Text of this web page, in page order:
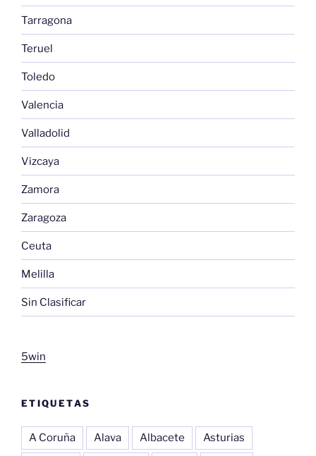
Tarragona
Teruel
Toledo
Valencia
Valladolid
Vizcaya
Zamora
Zaragoza
Ceuta
Melilla
Sin Clasificar
5win
ETIQUETAS
A Coruña Alava Albacete Asturias